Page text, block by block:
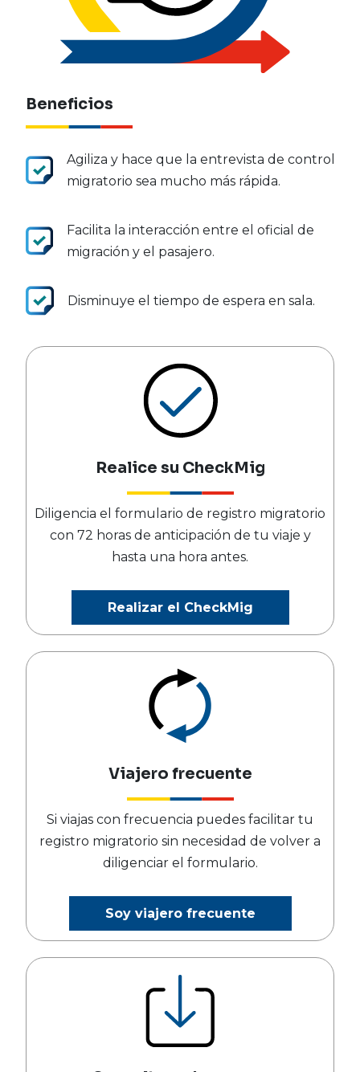
Beneficios
Agiliza y hace que la entrevista de control
migratorio sea mucho más rápida.
Facilita la interacción entre el oficial de
migración y el pasajero.
Disminuye el tiempo de espera en sala.
Realice su CheckMig
Diligencia el formulario de registro migratorio
con 72 horas de anticipación de tu viaje y
hasta una hora antes.
Realizar el CheckMig
Viajero frecuente
Si viajas con frecuencia puedes facilitar tu
registro migratorio sin necesidad de volver a
diligenciar el formulario.
Soy viajero frecuente